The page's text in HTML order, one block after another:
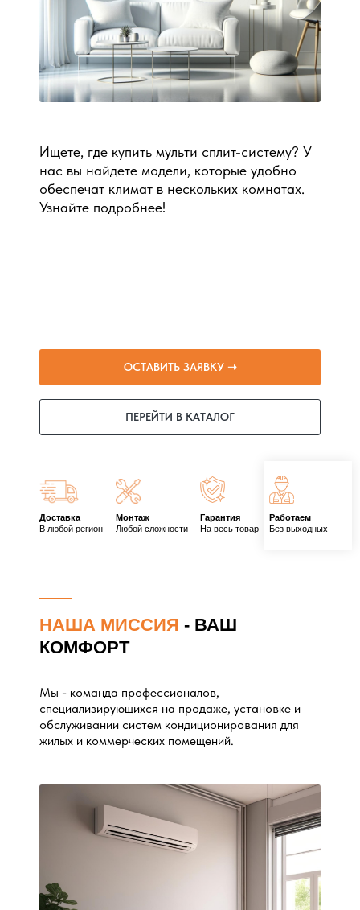
Ищете, где купить мульти сплит-систему? У
нас вы найдете модели, которые удобно
обеспечат климат в нескольких комнатах.
Узнайте подробнее!
ОСТАВИТЬ ЗАЯВКУ ➝
ПЕРЕЙТИ В КАТАЛОГ
Доставка
В любой регион
Монтаж
Любой сложности
Гарантия
На весь товар
Работаем
Без выходных
НАША МИССИЯ - ВАШ
КОМФОРТ
Мы - команда профессионалов,
специализирующихся на продаже, установке и
обслуживании систем кондиционирования для
жилых и коммерческих помещений.